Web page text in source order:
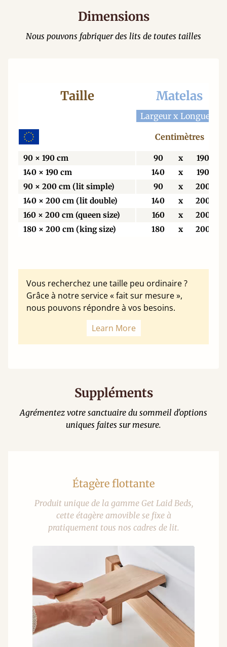
Dimensions
Nous pouvons fabriquer des lits de toutes tailles
Taille Matelas
Largeur x Longueur
Centimètres
90 × 190 cm 90 x
190
140 × 190 cm
140 x
190
90 × 200 cm (lit simple)
90 x
200
140 × 200 cm (lit double)
140 x
200
160 × 200 cm (queen size)
160 x
200
180 × 200 cm (king size)
180 x 200
Vous recherchez une taille peu ordinaire ?
Grâce à notre service « fait sur mesure »,
nous pouvons répondre à vos besoins.
Learn More
Suppléments
Agrémentez votre sanctuaire du sommeil d'options
uniques faites sur mesure.
Étagère flottante
Produit unique de la gamme Get Laid Beds,
cette étagère amovible se fixe à
pratiquement tous nos cadres de lit.